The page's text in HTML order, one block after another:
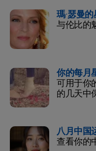
瑪·瑟曼
与伦比的
你的每月
可用于你
的几天中
八月中国
查看你的